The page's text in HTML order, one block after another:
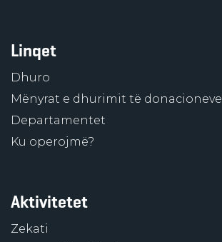
Linqet
Dhuro
Mënyrat e dhurimit të donacioneve
Departamentet
Ku operojmë?
Aktivitetet
Zekati